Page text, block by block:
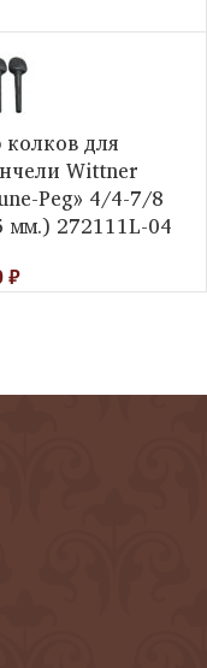
для
Wittner
Peg» 4/4-7/8
мм.) 272111L-04
₽